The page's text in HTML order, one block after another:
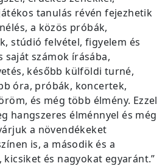
tanulás révén fejezhetik
a közös próbák,
stúdió felvétel, figyelem és
saját számok írásába,
később külföldi turné,
óra, próbák, koncertek,
és még több élmény. Ezzel
hangszeres élménnyel és még
a növendékeket
is, a második és a
és nagyokat egyaránt.”